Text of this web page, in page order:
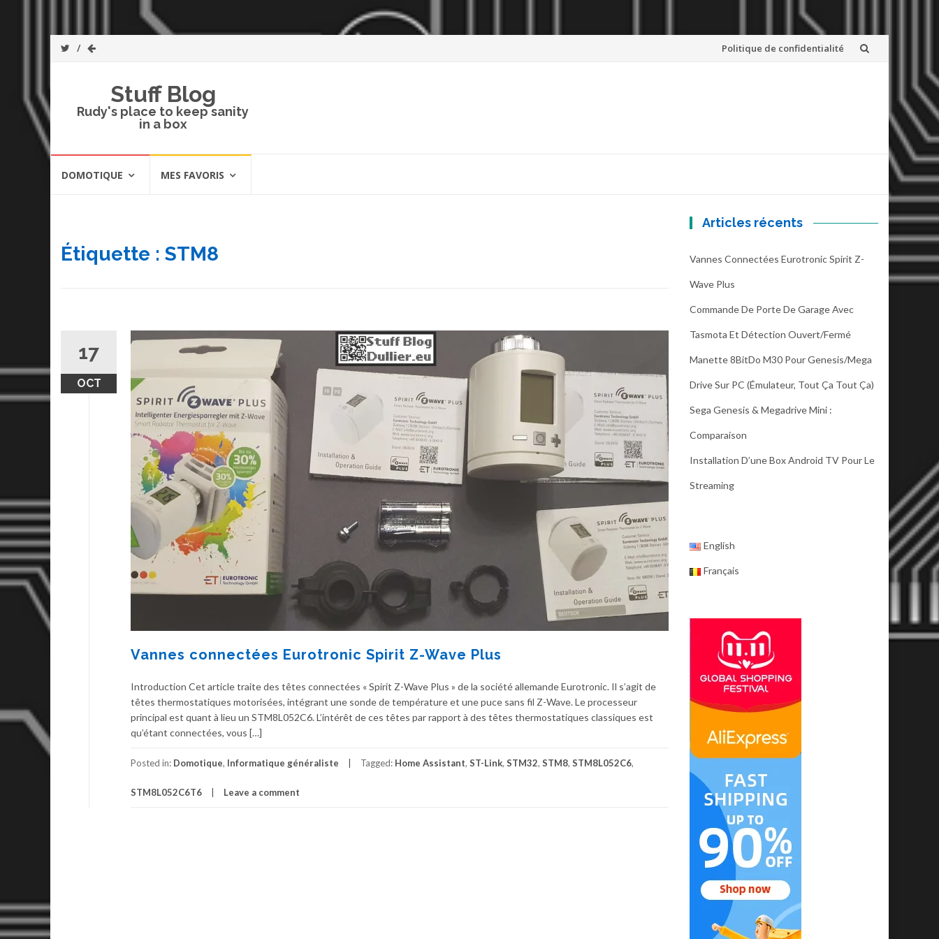
Skip
Politique de confidentialité
Stuff Blog
Rudy's place to keep sanity
in a box
DOMOTIQUE MES FAVORIS
Étiquette : STM8
17
OCT
Vannes connectées Eurotronic Spirit Z-Wave Plus
Introduction Cet article traite des têtes connectées « Spirit Z-Wave Plus » de la société allemande Eurotronic. Il s’agit de
têtes thermostatiques motorisées, intégrant une sonde de température et une puce sans fil Z-Wave. Le processeur
principal est quant à lieu un STM8L052C6. L’intérêt de ces têtes par rapport à des têtes thermostatiques classiques est
qu’étant connectées, vous […]
Posted in: Domotique, Informatique généraliste Tagged: Home Assistant, ST-Link, STM32, STM8, STM8L052C6,
STM8L052C6T6 Leave a comment
Articles récents
Vannes Connectées Eurotronic Spirit Z-
Wave Plus
Commande De Porte De Garage Avec
Tasmota Et Détection Ouvert/fermé
Manette 8BitDo M30 Pour Genesis/Mega
Drive Sur PC (émulateur, Tout Ça Tout Ça)
Sega Genesis & Megadrive Mini :
Comparaison
Installation D’une Box Android TV Pour Le
Streaming
English
Français